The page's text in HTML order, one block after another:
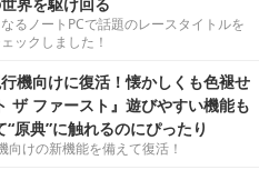
るノートPCで話題のレースタイトルを
ックしました！
機向けに復活！懐かしくも色褪せ
ザ ファースト』遊びやすい機能も
原典”に触れるのにぴったり
向けの新機能を備えて復活！